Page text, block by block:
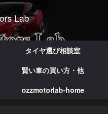
Lab
タイヤ選び相談室
賢い車の買い方・他
ozzmotorlab-home